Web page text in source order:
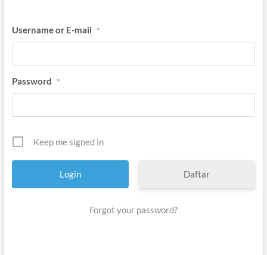
Username or E-mail *
Password *
Keep me signed in
Daftar
Forgot your password?